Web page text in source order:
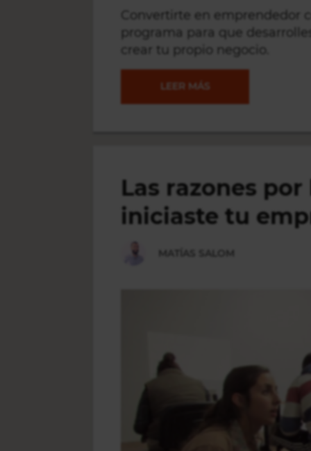
Convertirte en emprendedor
programa para que
crear tu propio negocio.
LEER MÁS EL
PARA
EMPRENDER
Las razones
iniciaste tu
MATÍAS SALOM